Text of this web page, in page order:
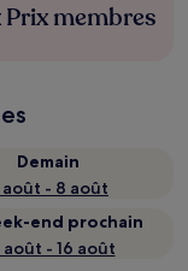
Prix membres
Demain
août - 8 août
end prochain
août - 16 août